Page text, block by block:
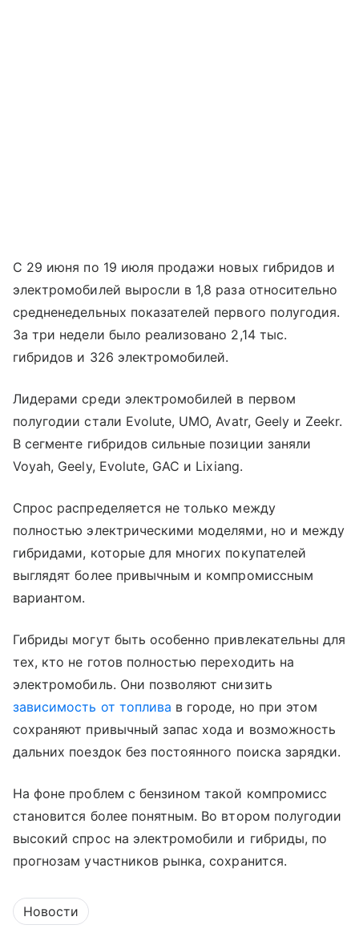
С 29 июня по 19 июля продажи новых гибридов и
электромобилей выросли в 1,8 раза относительно
средненедельных показателей первого полугодия.
За три недели было реализовано 2,14 тыс.
гибридов и 326 электромобилей.
Лидерами среди электромобилей в первом
полугодии стали Evolute, UMO, Avatr, Geely и Zeekr.
В сегменте гибридов сильные позиции заняли
Voyah, Geely, Evolute, GAC и Lixiang.
Спрос распределяется не только между
полностью электрическими моделями, но и между
гибридами, которые для многих покупателей
выглядят более привычным и компромиссным
вариантом.
Гибриды могут быть особенно привлекательны для
тех, кто не готов полностью переходить на
электромобиль. Они позволяют снизить
зависимость от топлива в городе, но при этом
сохраняют привычный запас хода и возможность
дальних поездок без постоянного поиска зарядки.
На фоне проблем с бензином такой компромисс
становится более понятным. Во втором полугодии
высокий спрос на электромобили и гибриды, по
прогнозам участников рынка, сохранится.
Новости